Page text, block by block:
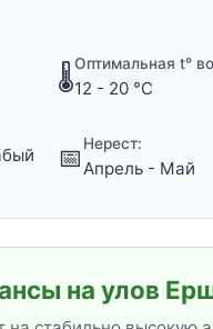
🌡️Оптимальная t°
12 - 20 °C
📅 Нерест:
Апрель - Май
на улов